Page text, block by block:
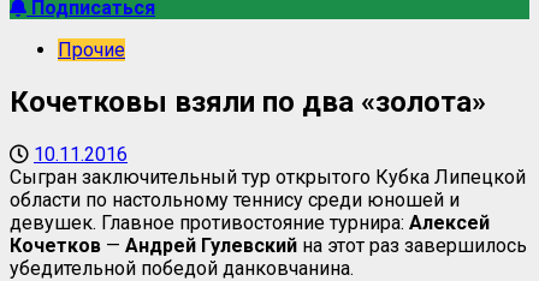
Подписаться
Прочие
Кочетковы взяли по два «золота»
10.11.2016
Сыгран заключительный тур открытого Кубка Липецкой
области по настольному теннису среди юношей и
девушек. Главное противостояние турнира: Алексей
Кочетков — Андрей Гулевский на этот раз завершилось
убедительной победой данковчанина.